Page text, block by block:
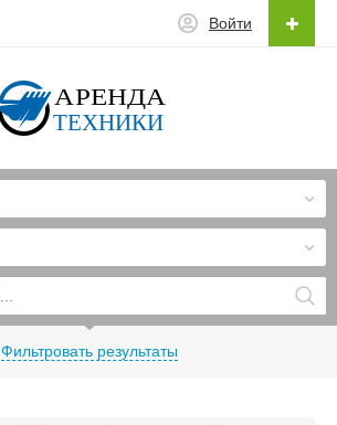
Войти
Фильтровать результаты